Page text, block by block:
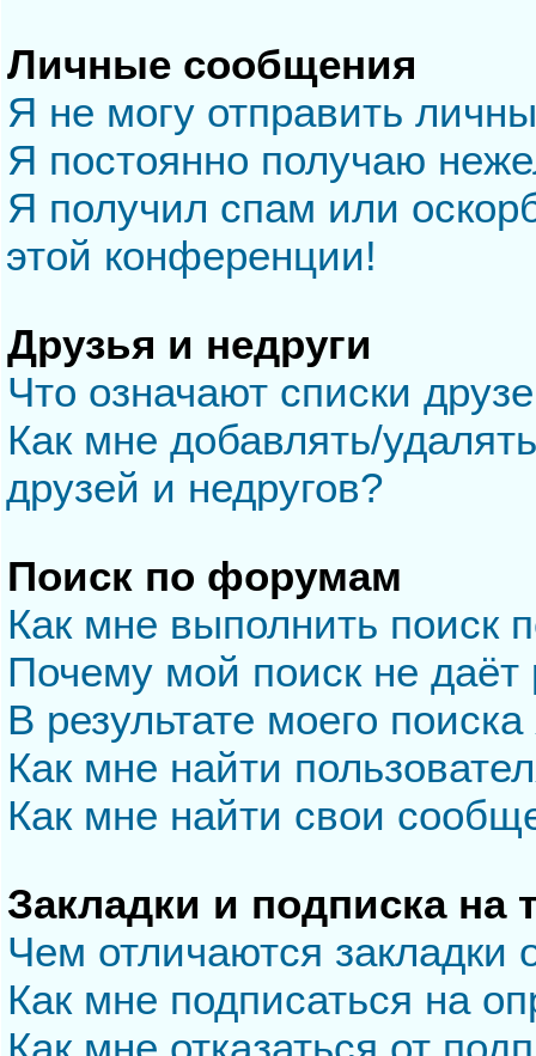
Личные сообщения
Я не могу отправить
Я постоянно получаю
Я получил спам или
этой конференции!
Друзья и недруги
Что означают списки
Как мне добавлять/
друзей и недругов?
Поиск по форумам
Как мне выполнить
Почему мой поиск не даёт
В результате моего
Как мне найти
Как мне найти свои
Закладки и подписка на
Чем отличаются закладки
Как мне подписаться на